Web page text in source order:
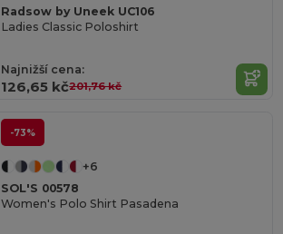
Radsow by Uneek UC106
Ladies Classic Poloshirt
Najnižší cena:
126,65 kč201,76 kč
-73%
+6
SOL'S 00578
Women's Polo Shirt Pasadena